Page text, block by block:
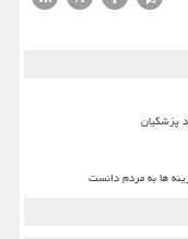
ها به مردم دانست